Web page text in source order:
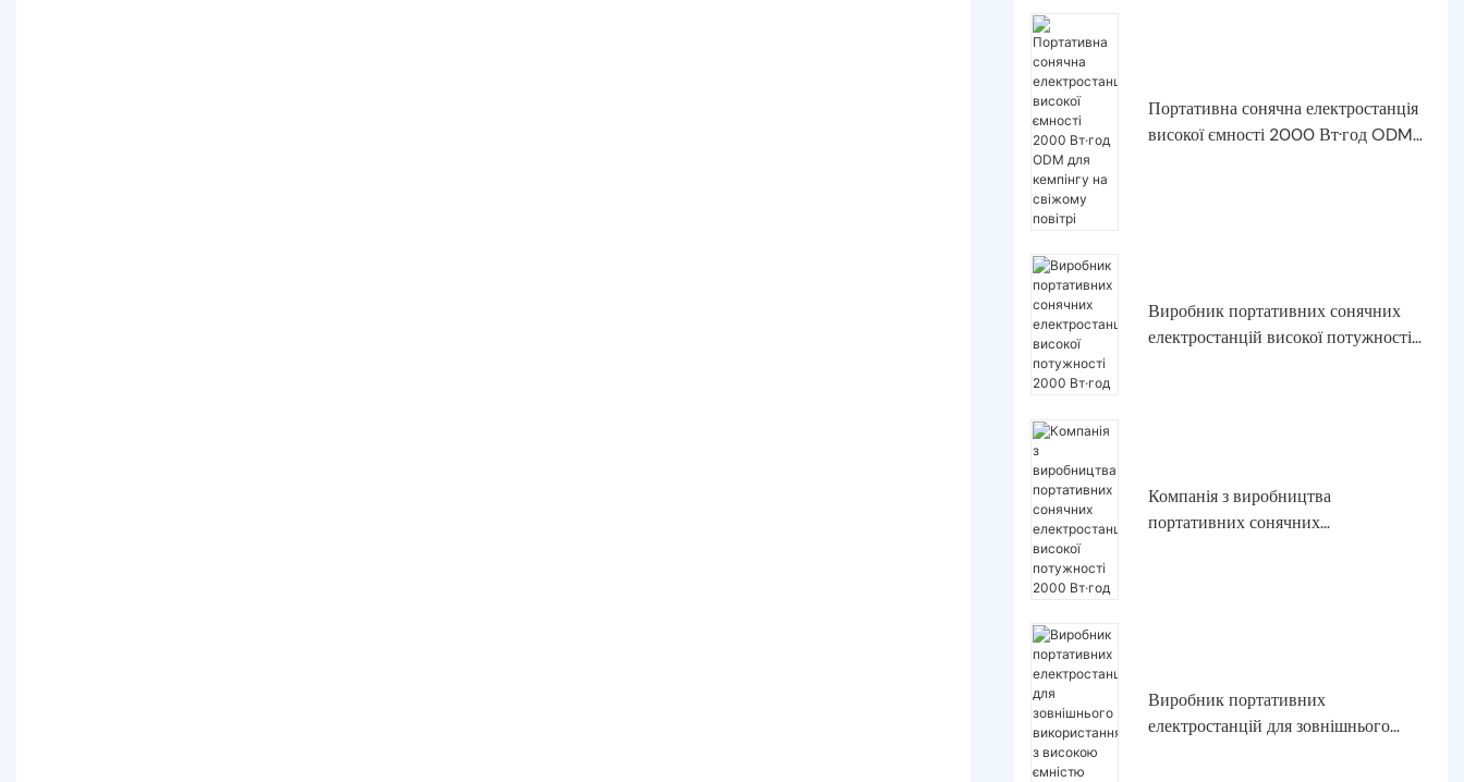
Портативна сонячна електростанція
високої ємності 2000 Вт·год ODM
Виробник портативних сонячних
електростанцій високої потужності
Компанія з виробництва
портативних сонячних
Виробник портативних
електростанцій для зовнішнього